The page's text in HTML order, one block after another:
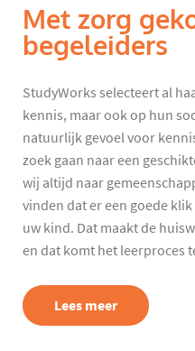
Met zorg
begeleiders
StudyWorks selecteert al
kennis, maar ook op hun
natuurlijk gevoel voor
zoek gaan naar een
wij altijd naar
vinden dat er een goede
uw kind. Dat maakt de
en dat komt het leerproces
Lees meer